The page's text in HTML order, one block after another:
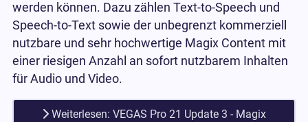
werden können. Dazu zählen Text-to-Speech und
Speech-to-Text sowie der unbegrenzt kommerziell
nutzbare und sehr hochwertige Magix Content mit
einer riesigen Anzahl an sofort nutzbarem Inhalten
für Audio und Video.
Weiterlesen: VEGAS Pro 21 Update 3 - Magix